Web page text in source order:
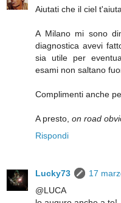
Aiutati che il ciel
A Milano mi sono
diagnostica avevi
sia utile per
esami non saltano
Complimenti anche
A presto, on road
Rispondi
Lucky73
17
@LUCA